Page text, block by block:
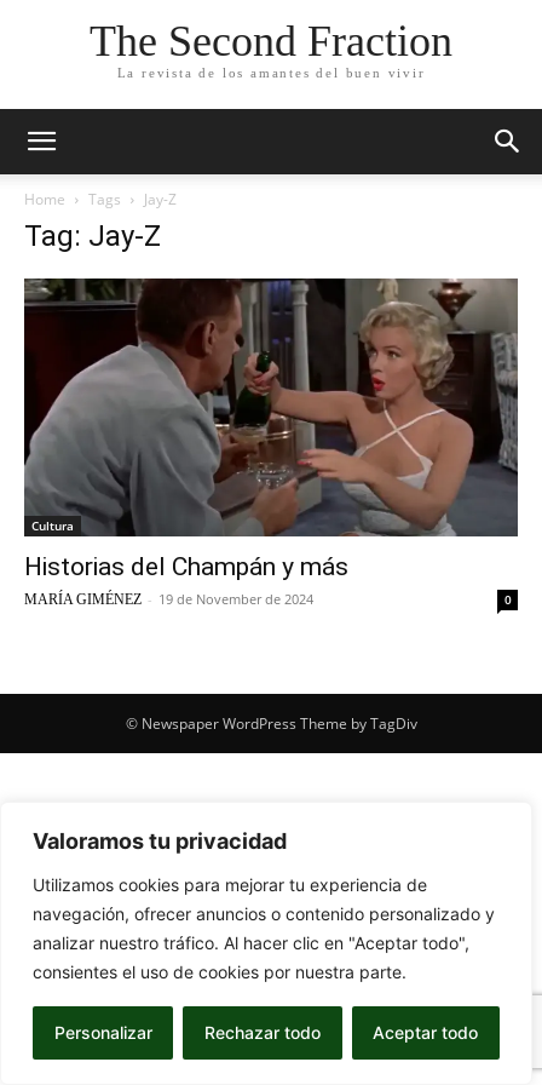
Valoramos tu privacidad
Utilizamos cookies para mejorar tu experiencia de
navegación, ofrecer anuncios o contenido personalizado y
analizar nuestro tráfico. Al hacer clic en "Aceptar todo",
consientes el uso de cookies por nuestra parte.
Personalizar Rechazar todo Aceptar todo
The Second Fraction
La revista de los amantes del buen vivir
Home Tags Jay-Z
Tag: Jay-Z
Cultura
Historias del Champán y más
MARÍA GIMÉNEZ - 19 de November de 2024 0
© Newspaper WordPress Theme by TagDiv